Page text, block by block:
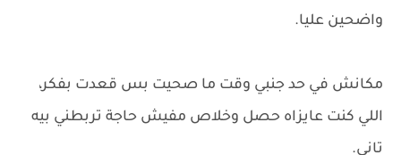
واضحين عليا.
مكانش في حد جنبي وقت ما صحيت بس قعدت بفكر،
اللي كنت عايزاه حصل وخلاص مفيش حاجة تربطني بيه
تاني.